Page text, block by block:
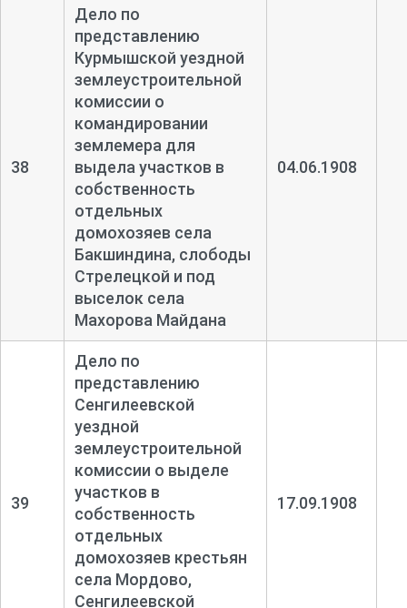
38
Дело по
представлению
Курмышской уездной
землеустроительной
комиссии о
командировании
землемера для
выдела участков в
собственность
отдельных
домохозяев села
Бакшиндина, слободы
Стрелецкой и под
выселок села
Махорова Майдана
04.06.1908
39
Дело по
представлению
Сенгилеевской
уездной
землеустроительной
комиссии о выделе
участков в
собственность
отдельных
домохозяев крестьян
села Мордово,
Сенгилеевской
17.09.1908